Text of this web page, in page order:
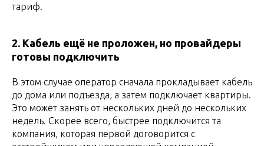
тариф.
2. Кабель ещё не проложен, но провайдеры
готовы подключить
В этом случае оператор сначала прокладывает кабель
до дома или подъезда, а затем подключает квартиры.
Это может занять от нескольких дней до нескольких
недель. Скорее всего, быстрее подключится та
компания, которая первой договорится с